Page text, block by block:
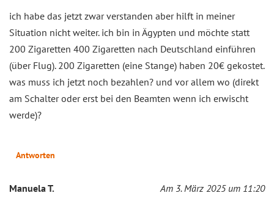
ich habe das jetzt zwar verstanden aber hilft in meiner
Situation nicht weiter. ich bin in Ägypten und möchte statt
200 Zigaretten 400 Zigaretten nach Deutschland einführen
(über Flug). 200 Zigaretten (eine Stange) haben 20€ gekostet.
was muss ich jetzt noch bezahlen? und vor allem wo (direkt
am Schalter oder erst bei den Beamten wenn ich erwischt
werde)?
Antworten
Manuela T. Am 3. März 2025 um 11:20